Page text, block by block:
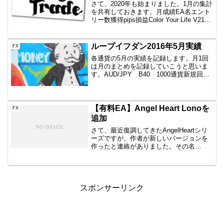
さて、2020年も始まりました。1月の集計
を共有しておきます。月成績EA名エント
リー数獲得pips損益Color Your Life V210
FX ループイフダン2016年5月実績
各通貨の5月の実績を記録します。月1回
は月のまとめを記録していこうと思いま
す。AUD/JPY B40 1000通貨新規回数
FX
【有料EA】Angel Heart Lonoを
追加
さて、最近復調してきたAngelHeartシリ
ーズですが、作者が新しいバージョンを
作ったと連絡がありました。その名
スポンサーリンク